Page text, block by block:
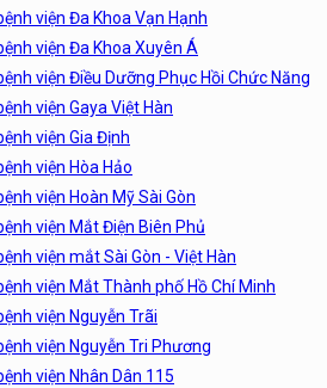
viện Đa Khoa Vạn Hạnh
viện Đa Khoa Xuyên Á
viện Điều Dưỡng Phục Hồi Chức Năng
viện Gaya Việt Hàn
viện Gia Định
viện Hòa Hảo
viện Hoàn Mỹ Sài Gòn
viện Mắt Điện Biên Phủ
viện mắt Sài Gòn - Việt Hàn
viện Mắt Thành phố Hồ Chí Minh
viện Nguyễn Trãi
viện Nguyễn Tri Phương
viện Nhân Dân 115